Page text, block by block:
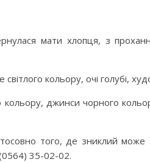
мати хлопця, з
кольору, очі голубі,
джинси чорного
того, де зниклий може
35-02-02.